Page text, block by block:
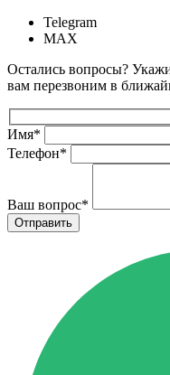
Telegram
MAX
Остались вопросы?
вам перезвоним в
Имя*
Телефон*
Ваш вопрос*